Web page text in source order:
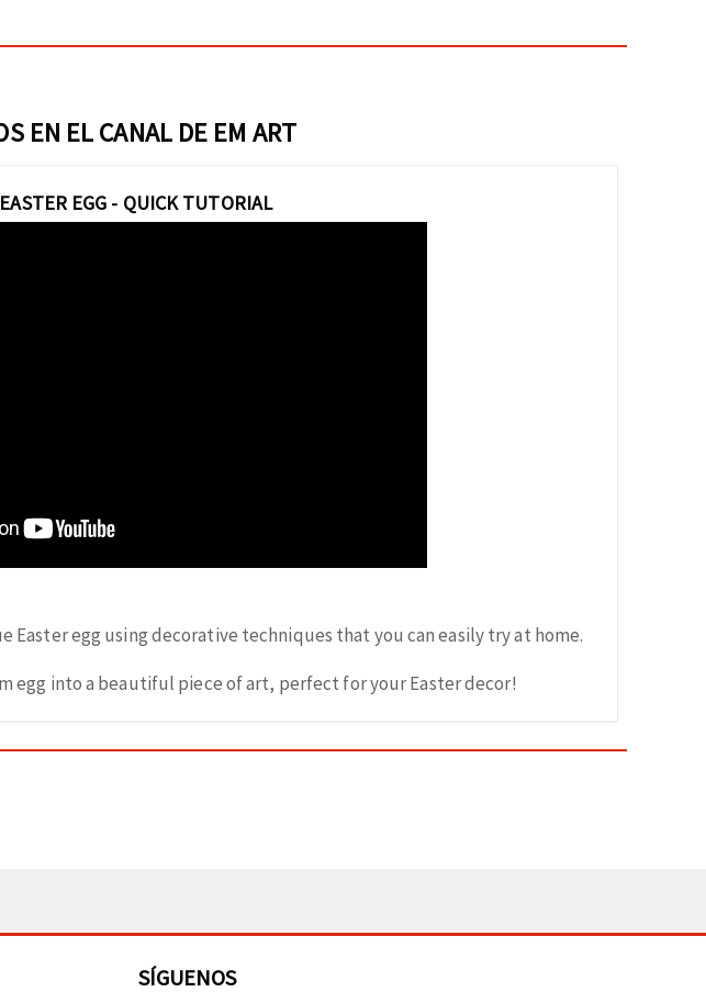
EN EL CANAL DE EM ART
EGG - QUICK TUTORIAL
Easter egg using decorative techniques that you can easily try at home.
egg into a beautiful piece of art, perfect for your Easter decor!
SÍGUENOS